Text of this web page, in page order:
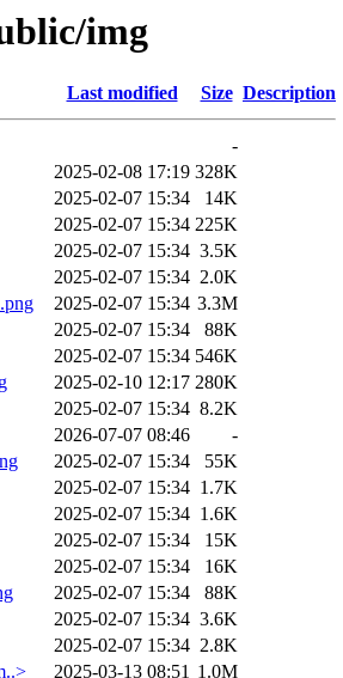
img
Last modified Size Description
-
2025-02-08 17:19 328K
2025-02-07 15:34
14K
2025-02-07 15:34 225K
2025-02-07 15:34 3.5K
2025-02-07 15:34 2.0K
2025-02-07 15:34 3.3M
2025-02-07 15:34
88K
2025-02-07 15:34 546K
2025-02-10 12:17 280K
2025-02-07 15:34 8.2K
2026-07-07 08:46
-
2025-02-07 15:34
55K
2025-02-07 15:34 1.7K
2025-02-07 15:34 1.6K
2025-02-07 15:34
15K
2025-02-07 15:34
16K
2025-02-07 15:34
88K
2025-02-07 15:34 3.6K
2025-02-07 15:34 2.8K
2025-03-13 08:51 1.0M